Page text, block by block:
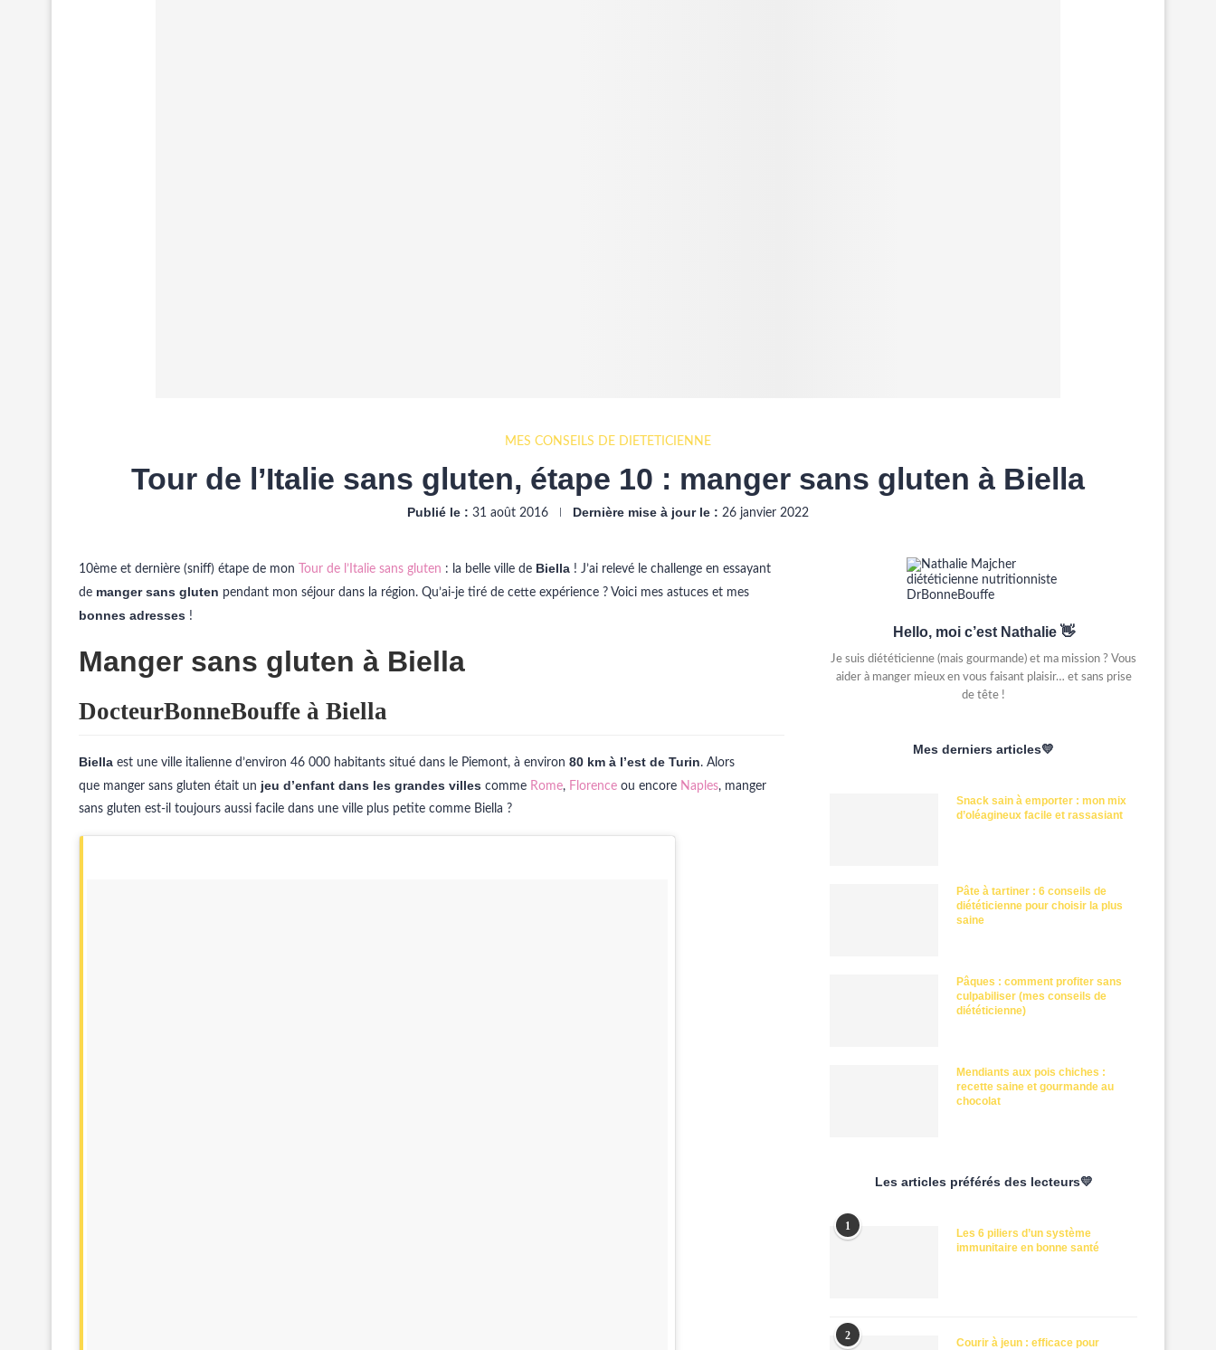
MES CONSEILS DE DIÉTÉTICIENNE
Tour de l’Italie sans gluten, étape 10 : manger sans gluten à Biella
Publié le : 31 août 2016 Dernière mise à jour le : 26 janvier 2022
10ème et dernière (sniff) étape de mon Tour de l’Italie sans gluten : la belle ville de Biella ! J’ai relevé le challenge en essayant
de manger sans gluten pendant mon séjour dans la région. Qu’ai-je tiré de cette expérience ? Voici mes astuces et mes
bonnes adresses !
Manger sans gluten à Biella
DocteurBonneBouffe à Biella
Biella est une ville italienne d’environ 46 000 habitants situé dans le Piemont, à environ 80 km à l’est de Turin. Alors
que manger sans gluten était un jeu d’enfant dans les grandes villes comme Rome, Florence ou encore Naples, manger
sans gluten est-il toujours aussi facile dans une ville plus petite comme Biella ?
Hello, moi c’est Nathalie 👋
Je suis diététicienne (mais gourmande) et ma mission ? Vous
aider à manger mieux en vous faisant plaisir… et sans prise
de tête !
Mes derniers articles💛
Snack sain à emporter : mon mix
d’oléagineux facile et rassasiant
Pâte à tartiner : 6 conseils de
diététicienne pour choisir la plus
saine
Pâques : comment profiter sans
culpabiliser (mes conseils de
diététicienne)
Mendiants aux pois chiches :
recette saine et gourmande au
chocolat
Les articles préférés des lecteurs💛
1
Les 6 piliers d’un système
immunitaire en bonne santé
2
Courir à jeun : efficace pour